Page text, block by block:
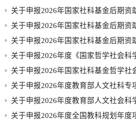
关于申报2026年国家社科基金后期资
关于申报2026年国家社科基金后期资
关于申报2026年国家社科基金后期资
关于申报2026年度《国家哲学社会科
关于申报2026年国家社科基金哲学社
关于申报2026年度教育部人文社科专
关于申报2026年度教育部人文社会科
关于申报2026年度全国教科规划年度